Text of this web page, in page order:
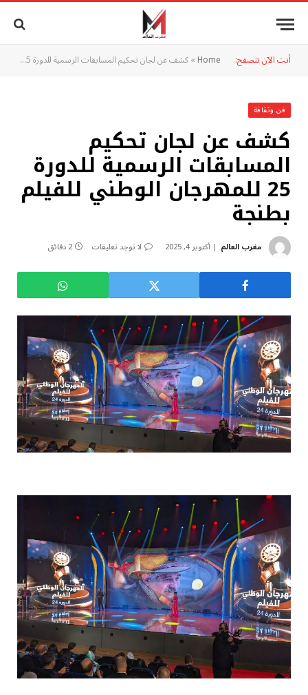
أنت الآن تتصفح: Home
»كشف عن لجان تحكيم المسابقات الرسمية للدورة 25 للمهرجان الوطني للفيلم بطنجة
فن وثقافة
كشف عن لجان تحكيم
المسابقات الرسمية للدورة
25 للمهرجان الوطني للفيلم
بطنجة
مغرب العالم أكتوبر 4, 2025 لا توجد تعليقات 2 دقائق